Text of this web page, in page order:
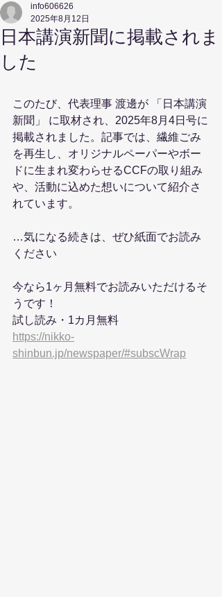
日本講演新聞に掲載されま
した
info606626
2025年8月12日
このたび、代表理事 渡邊が 「日本講演
新聞」 に取材され、2025年8月4日号に
掲載されました。記事では、繊維ごみ
を再生し、オリジナルペーパーやボー
ドに生まれ変わらせるCCFの取り組み
や、活動に込めた想いについて紹介さ
れています。
…気になる続きは、ぜひ紙面でお読み
ください
今なら1ヶ月無料でお読みいただけるそ
うです！
試し読み・1カ月無料
https://nikko-
shinbun.jp/newspaper/#subscWrap